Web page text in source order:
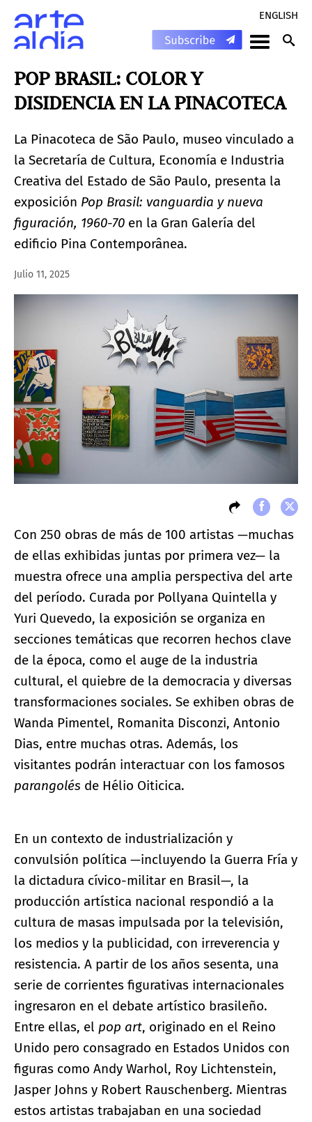
ENGLISH
POP BRASIL: COLOR Y
DISIDENCIA EN LA PINACOTECA
La Pinacoteca de São Paulo, museo vinculado a
la Secretaría de Cultura, Economía e Industria
Creativa del Estado de São Paulo, presenta la
exposición Pop Brasil: vanguardia y nueva
figuración, 1960-70 en la Gran Galería del
edificio Pina Contemporânea.
Julio 11, 2025
Con 250 obras de más de 100 artistas —muchas
de ellas exhibidas juntas por primera vez— la
muestra ofrece una amplia perspectiva del arte
del período. Curada por Pollyana Quintella y
Yuri Quevedo, la exposición se organiza en
secciones temáticas que recorren hechos clave
de la época, como el auge de la industria
cultural, el quiebre de la democracia y diversas
transformaciones sociales. Se exhiben obras de
Wanda Pimentel, Romanita Disconzi, Antonio
Dias, entre muchas otras. Además, los
visitantes podrán interactuar con los famosos
parangolés de Hélio Oiticica.
En un contexto de industrialización y
convulsión política —incluyendo la Guerra Fría y
la dictadura cívico-militar en Brasil—, la
producción artística nacional respondió a la
cultura de masas impulsada por la televisión,
los medios y la publicidad, con irreverencia y
resistencia. A partir de los años sesenta, una
serie de corrientes figurativas internacionales
ingresaron en el debate artístico brasileño.
Entre ellas, el pop art, originado en el Reino
Unido pero consagrado en Estados Unidos con
figuras como Andy Warhol, Roy Lichtenstein,
Jasper Johns y Robert Rauschenberg. Mientras
estos artistas trabajaban en una sociedad